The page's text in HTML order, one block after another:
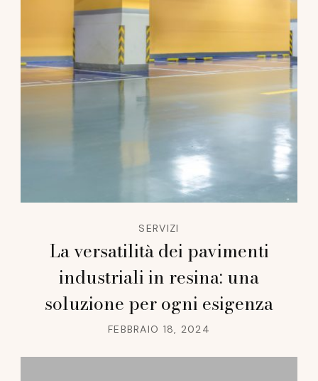
SERVIZI
La versatilità dei pavimenti
industriali in resina: una
soluzione per ogni esigenza
FEBBRAIO 18, 2024